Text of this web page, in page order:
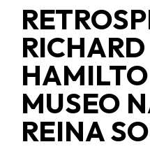
RICHARD
MUSEO
REINA